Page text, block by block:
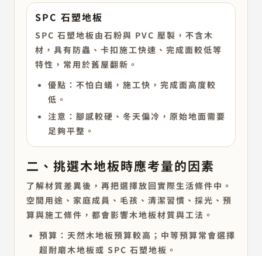
SPC 石塑地板
SPC 石塑地板由石粉與 PVC 壓製，不含木
材，具有防蟲、卡扣施工快速、完成面較低等
特性，常用於舊屋翻新。
優點：不怕白蟻，施工快，完成面高度較
低。
注意：腳感較硬、冬天偏冷，原始地面需要
足夠平整。
二、挑選木地板時應考量的因素
了解材質差異後，再把選擇放回實際生活條件中。
空間用途、家庭成員、毛孩、清潔習慣、採光、預
算與施工條件，都會影響木地板材質與工法。
預算： 天然木地板預算較高；中等預算常會選擇
超耐磨木地板或 SPC 石塑地板。